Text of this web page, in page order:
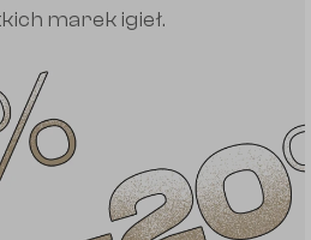
marek igieł.